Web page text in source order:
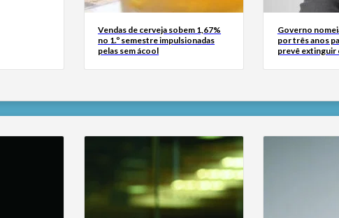
Vendas de cerveja sobem 1,67%
no 1.º semestre impulsionadas
pelas sem ácool
Governo
por três anos
prevê extinguir